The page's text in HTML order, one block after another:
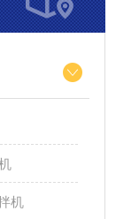
机